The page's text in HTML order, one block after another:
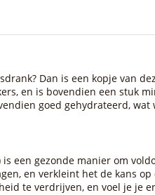
Dan is een kopje van
en is bovendien een stuk
goed gehydrateerd,
een gezonde manier om
en verkleint het de kans
te verdrijven, en voel je je